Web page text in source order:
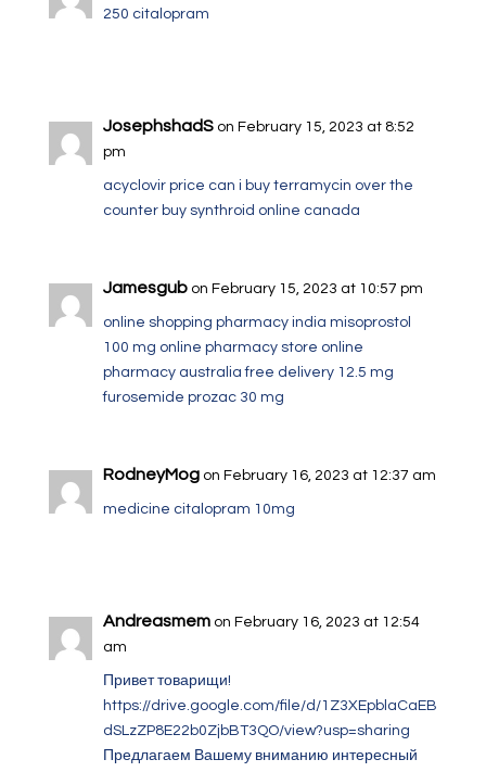
250 citalopram
JosephshadS on February 15, 2023 at 8:52
pm
acyclovir price can i buy terramycin over the
counter buy synthroid online canada
Jamesgub on February 15, 2023 at 10:57 pm
online shopping pharmacy india misoprostol
100 mg online pharmacy store online
pharmacy australia free delivery 12.5 mg
furosemide prozac 30 mg
RodneyMog on February 16, 2023 at 12:37 am
medicine citalopram 10mg
Andreasmem on February 16, 2023 at 12:54
am
Привет товарищи!
https://drive.google.com/file/d/1Z3XEpblaCaEB
dSLzZP8E22b0ZjbBT3QO/view?usp=sharing
Предлагаем Вашему вниманию интересный